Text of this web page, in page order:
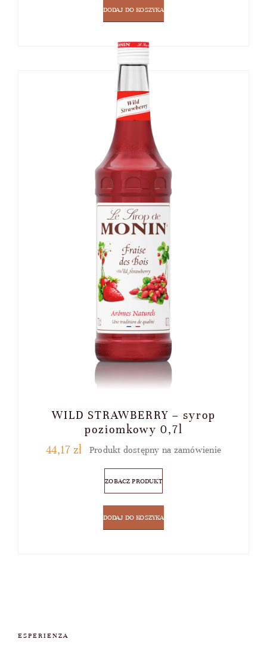
DODAJ DO KOSZYKA
WILD STRAWBERRY – syrop
poziomkowy 0,7l
44,17 zł Produkt dostępny na zamówienie
ZOBACZ PRODUKT
DODAJ DO KOSZYKA
ESPERIENZA